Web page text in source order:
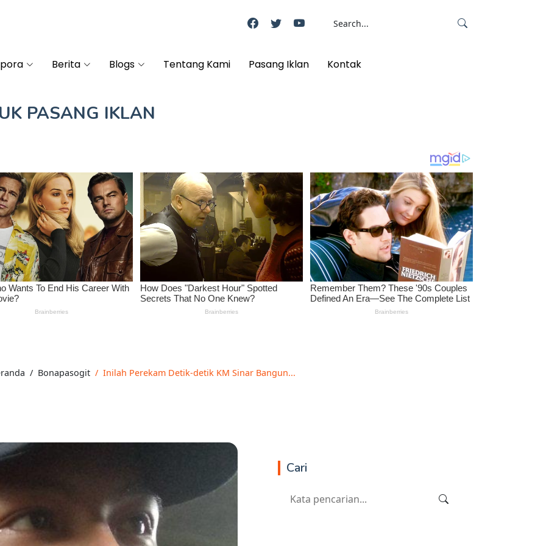
Berita Blogs Tentang Kami Pasang Iklan Kontak
PASANG IKLAN
Bonapasogit Inilah Perekam Detik-detik KM Sinar Bangun...
Cari